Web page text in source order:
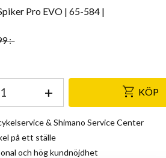
Pro EVO | 65-584 |
pris:
:-
+ KÖP
& Shimano Service Center
på ett ställe
och hög kundnöjdhet